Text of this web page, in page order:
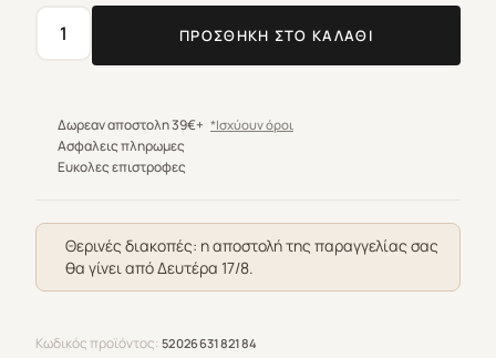
Βαφή
μαλλιών
Expertia
Professionel
3.0
Σκούρο
100ml
ποσότητα
ΠΡΟΣΘΉΚΗ ΣΤΟ ΚΑΛΆΘΙ
Δωρεαν αποστολη 39€+ *Ισχύουν όροι
Ασφαλεις πληρωμες
Ευκολες επιστροφες
Θερινές διακοπές: η αποστολή της παραγγελίας σας
θα γίνει από Δευτέρα 17/8.
Κωδικός προϊόντος: 5202663182184